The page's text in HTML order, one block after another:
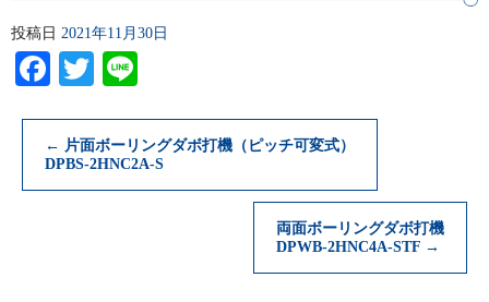
投稿日 2021年11月30日
Facebook
Twitter
← 片面ボーリングダボ打機（ピッチ可変式）
DPBS-2HNC2A-S
両面ボーリングダボ打機
DPWB-2HNC4A-STF →